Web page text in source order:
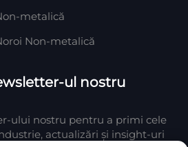
metalică
Non-metalică
ul nostru
ului nostru pentru a primi cele
actualizări și insight-uri